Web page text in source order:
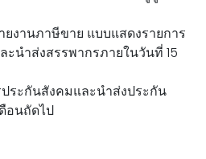
งานภาษีขาย แบบแสดงรายการ
นำส่งสรรพากรภายในวันที่ 15
ระกันสังคมและนำส่งประกัน
อนถัดไป